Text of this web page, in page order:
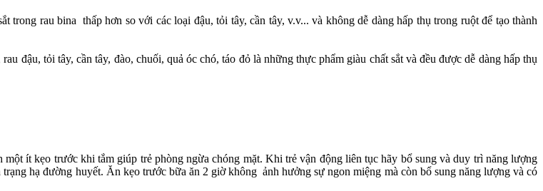
rau bina thấp hơn so với các loại đậu, tỏi tây, cần tây, v.v... và không dễ dàng hấp thụ trong ruột để tạo thành
đậu, tỏi tây, cần tây, đào, chuối, quả óc chó, táo đỏ là những thực phẩm giàu chất sắt và đều được dễ dàng hấp thụ
ít kẹo trước khi tắm giúp trẻ phòng ngừa chóng mặt. Khi trẻ vận động liên tục hãy bổ sung và duy trì năng lượng
hạ đường huyết. Ăn kẹo trước bữa ăn 2 giờ không ảnh hưởng sự ngon miệng mà còn bổ sung năng lượng và có